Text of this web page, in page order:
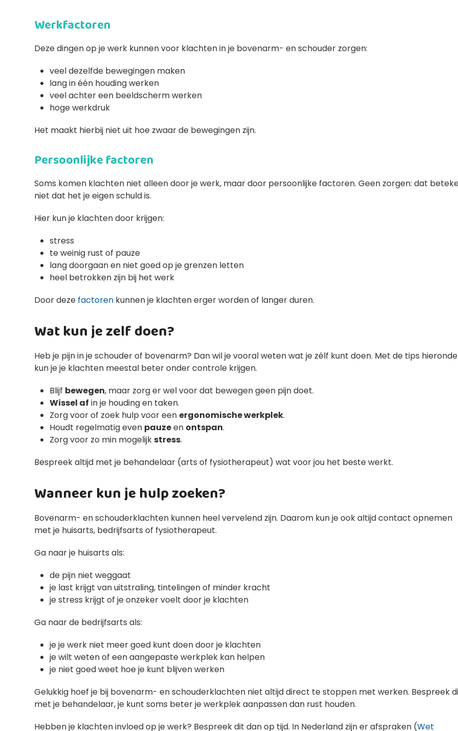
Werkfactoren
Deze dingen op je werk kunnen voor klachten in je bovenarm- en schouder zorgen:
veel dezelfde bewegingen maken
lang in één houding werken
veel achter een beeldscherm werken
hoge werkdruk
Het maakt hierbij niet uit hoe zwaar de bewegingen zijn.
Persoonlijke factoren
Soms komen klachten niet alleen door je werk, maar door persoonlijke factoren. Geen zorgen: dat
niet dat het je eigen schuld is.
Hier kun je klachten door krijgen:
stress
te weinig rust of pauze
lang doorgaan en niet goed op je grenzen letten
heel betrokken zijn bij het werk
Door deze factoren kunnen je klachten erger worden of langer duren.
Wat kun je zelf doen?
Heb je pijn in je schouder of bovenarm? Dan wil je vooral weten wat je zélf kunt doen. Met de tips
kun je je klachten meestal beter onder controle krijgen.
Blijf bewegen, maar zorg er wel voor dat bewegen geen pijn doet.
Wissel af in je houding en taken.
Zorg voor of zoek hulp voor een ergonomische werkplek.
Houdt regelmatig even pauzeen ontspan.
Zorg voor zo min mogelijkstress.
Bespreek altijd met je behandelaar (arts of fysiotherapeut) wat voor jou het beste werkt.
Wanneer kun je hulp zoeken?
Bovenarm- en schouderklachten kunnen heel vervelend zijn. Daarom kun je ook altijd contact opnemen
met je huisarts, bedrijfsarts of fysiotherapeut.
Ga naar je huisarts als:
de pijn niet weggaat
je last krijgt van uitstraling, tintelingen of minder kracht
je stress krijgt of je onzeker voelt door je klachten
Ga naar de bedrijfsarts als:
je je werk niet meer goed kunt doen door je klachten
je wilt weten of een aangepaste werkplek kan helpen
je niet goed weet hoe je kunt blijven werken
Gelukkig hoef je bij bovenarm- en schouderklachten niet altijd direct te stoppen met werken. Bespreek
met je behandelaar, je kunt soms beter je werkplek aanpassen dan rust houden.
Hebben je klachten invloed op je werk? Bespreek dit dan op tijd. In Nederland zijn er afspraken (Wet